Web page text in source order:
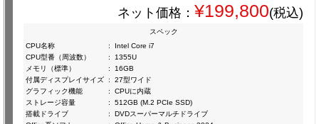
ネット価格： ¥199,800(税込)
スペック
CPU名称
:
Intel Core i7
CPU型番（周波数）
:
1355U
メモリ（標準）
:
16GB
付属ディスプレイサイズ :
27型ワイド
グラフィック機能
:
CPUに内蔵
ストレージ容量
:
512GB (M.2 PCIe SSD)
搭載ドライブ
:
DVDスーパーマルチドライブ